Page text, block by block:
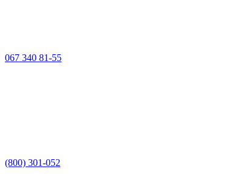
067 340 81-55
(800) 301-052